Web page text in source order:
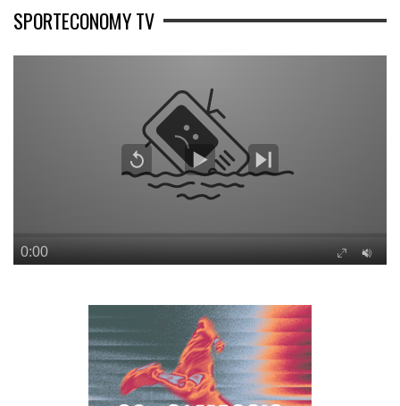
SPORTECONOMY TV